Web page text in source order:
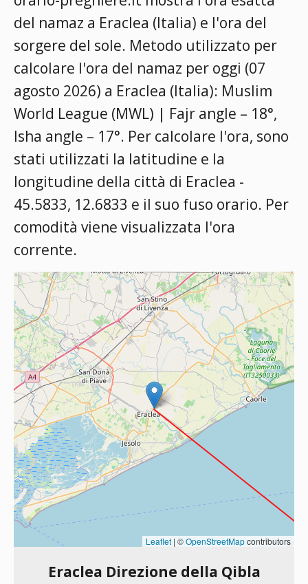
del namaz a Eraclea (Italia) e l'ora del
sorgere del sole. Metodo utilizzato per
calcolare l'ora del namaz per oggi (07
agosto 2026) a Eraclea (Italia): Muslim
World League (MWL) | Fajr angle – 18°,
Isha angle – 17°. Per calcolare l'ora, sono
stati utilizzati la latitudine e la
longitudine della città di Eraclea -
45.5833, 12.6833 e il suo fuso orario. Per
comodità viene visualizzata l'ora
corrente.
Leaflet | ©OpenStreetMapcontributors
Eraclea Direzione della Qibla